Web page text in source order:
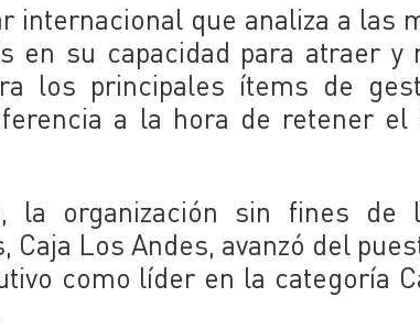
internacional que analiza a las
en su capacidad para atraer y
los principales ítems de
a la hora de retener el
la organización sin fines de
Los Andes, avanzó del
como líder en la categoría